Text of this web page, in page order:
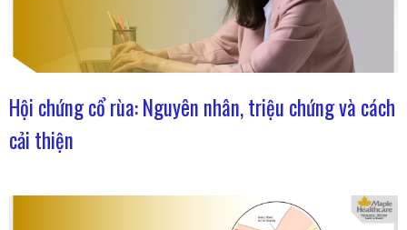
Hội chứng cổ rùa: Nguyên nhân, triệu chứng và cách
cải thiện